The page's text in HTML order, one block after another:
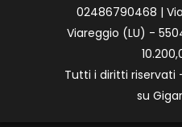
02486790468 |
Viareggio (LU) -
Tutti i diritti
su